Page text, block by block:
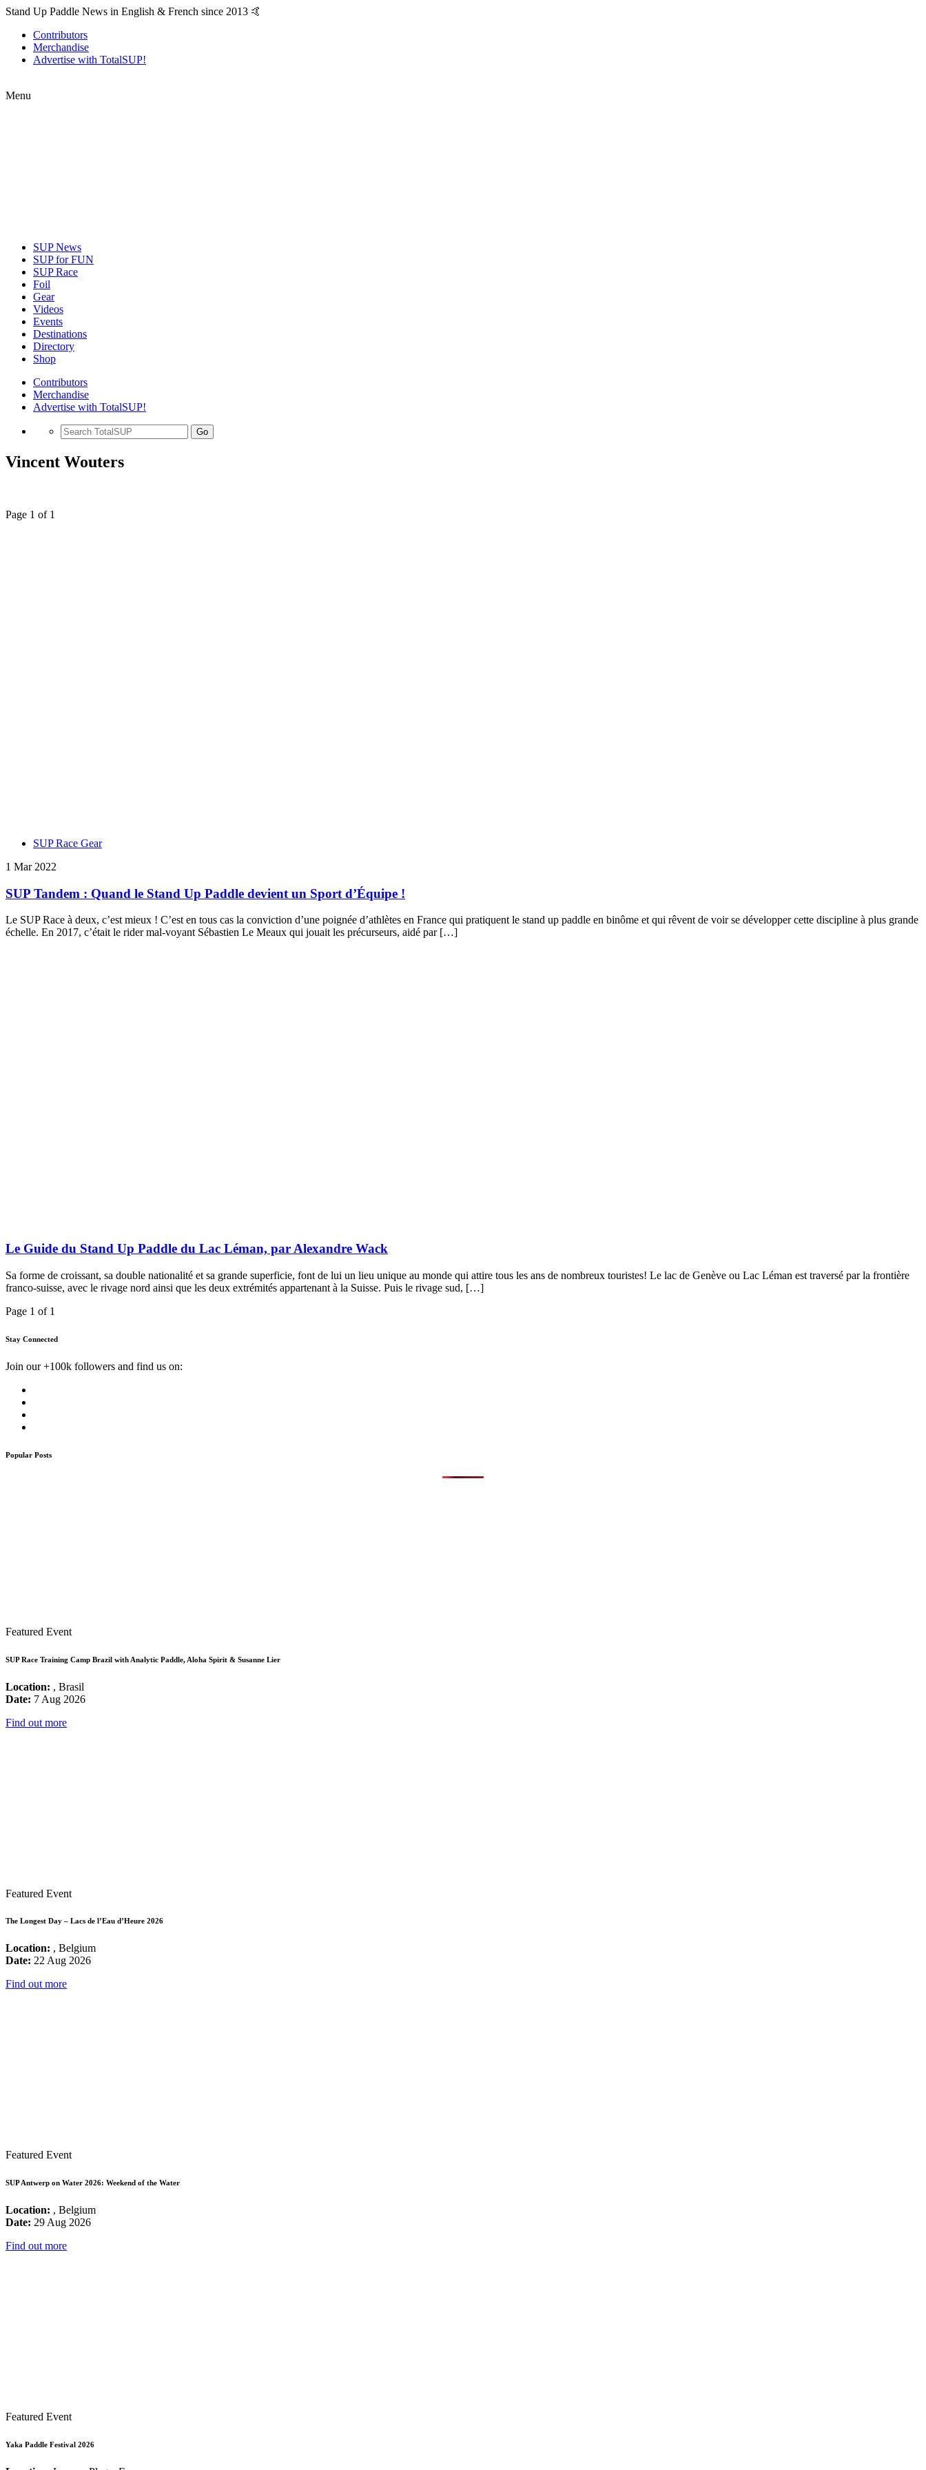
Stand Up Paddle News in English & French since 2013 🤙
Contributors
Merchandise
Advertise with TotalSUP!
Menu
SUP News
SUP for FUN
SUP Race
Foil
Gear
Videos
Events
Destinations
Directory
Shop
Contributors
Merchandise
Advertise with TotalSUP!
Go
Vincent Wouters
Page 1 of 1
SUP Race Gear
1 Mar 2022
SUP Tandem : Quand le Stand Up Paddle devient un Sport d’Équipe !
Le SUP Race à deux, c’est mieux ! C’est en tous cas la conviction d’une poignée d’athlètes en France qui pratiquent le stand up paddle en binôme et qui rêvent de voir se développer cette discipline à plus grande
échelle. En 2017, c’était le rider mal-voyant Sébastien Le Meaux qui jouait les précurseurs, aidé par […]
Le Guide du Stand Up Paddle du Lac Léman, par Alexandre Wack
Sa forme de croissant, sa double nationalité et sa grande superficie, font de lui un lieu unique au monde qui attire tous les ans de nombreux touristes! Le lac de Genève ou Lac Léman est traversé par la frontière
franco-suisse, avec le rivage nord ainsi que les deux extrémités appartenant à la Suisse. Puis le rivage sud, […]
Page 1 of 1
Stay Connected
Join our +100k followers and find us on:
Popular Posts
Featured Event
SUP Race Training Camp Brazil with Analytic Paddle, Aloha Spirit & Susanne Lier
Location: , Brasil
Date: 7 Aug 2026
Find out more
Featured Event
The Longest Day – Lacs de l’Eau d’Heure 2026
Location: , Belgium
Date: 22 Aug 2026
Find out more
Featured Event
SUP Antwerp on Water 2026: Weekend of the Water
Location: , Belgium
Date: 29 Aug 2026
Find out more
Featured Event
Yaka Paddle Festival 2026